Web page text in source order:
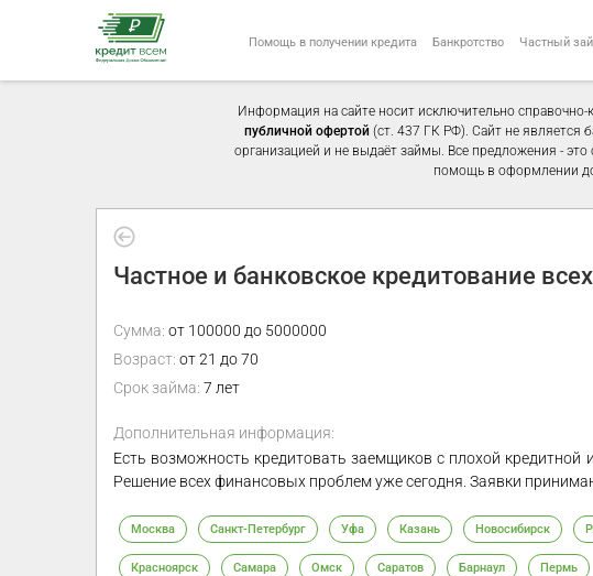
Помощь в получении кредита Банкротство Частный
Информация на сайте носит исключительно справочно-
публичной офертой (ст. 437 ГК РФ). Сайт не является
организацией и не выдаёт займы. Все предложения -
помощь в оформлении
Частное и банковское кредитование
Сумма: от 100000 до 5000000
Возраст: от 21 до 70
Срок займа: 7 лет
Дополнительная информация:
Есть возможность кредитовать заемщиков с плохой кредитной
Решение всех финансовых проблем уже сегодня. Заявки
Москва Санкт-Петербург Уфа Казань Новосибирск
Красноярск Самара Омск Саратов Барнаул Пермь